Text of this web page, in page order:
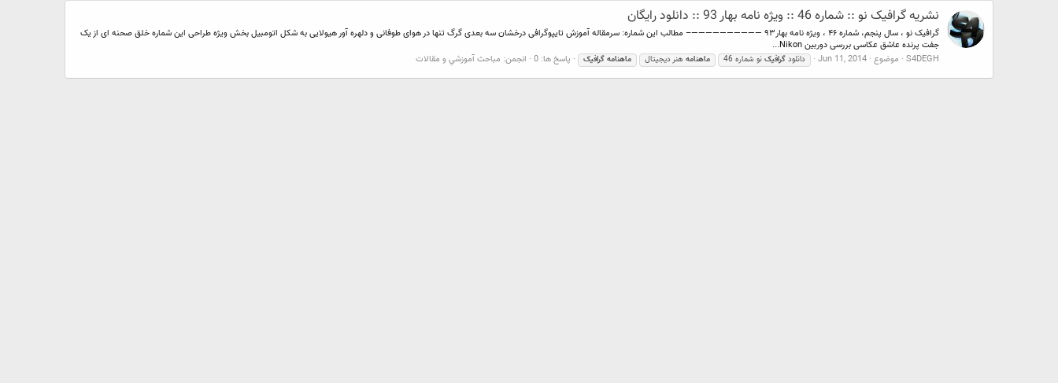
نشریه گرافیک نو :: شماره 46 :: ویژه نامه بهار 93 :: دانلود رایگان
گرافیک نو ، سال پنجم، شماره ۴۶ ، ویژه نامه بهار۹۳ ——————————– مطالب این شماره: سرمقاله آموزش تایپوگرافی درخشان سه بعدی گرگ تنها در هوای طوفانی و دلهره آور هیولایی به شکل اتومبیل بخش ویژه طراحی این شماره خلق صحنه ای از یک
جفت پرنده عاشق عکاسی بررسی دوربین Nikon...
S4DEGH موضوع Jun 11, 2014 دانلود گرافیک نو شماره 46 ماهنامه هنر دیجیتال ماهنامه گرافیک پاسخ ها: 0 انجمن: مباحث آموزشي و مقالات